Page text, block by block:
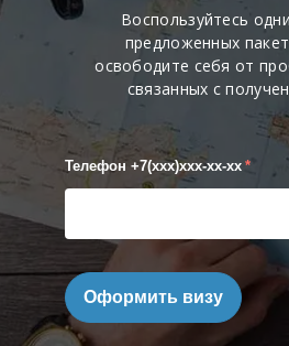
Воспользуйтесь
предложенных
освободите себя от
связанных с
Телефон +7(xxx)xxx-xx-xx *
Оформить визу